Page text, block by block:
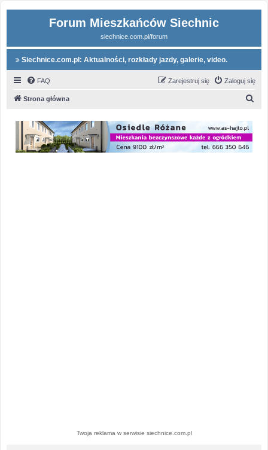
Forum Mieszkańców Siechnic
siechnice.com.pl/forum
Siechnice.com.pl: Aktualności, rozkłady jazdy, galerie, video.
FAQ Zaloguj się
Zarejestruj się
Strona główna
Twoja reklama w serwisie siechnice.com.pl